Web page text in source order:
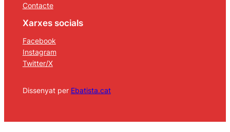
Contacte
Xarxes socials
Facebook
Instagram
Twitter/X
Dissenyat per Ebatista.cat